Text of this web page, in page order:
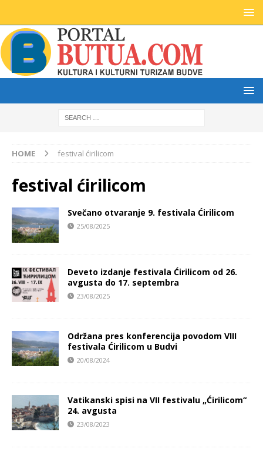
HOME festival ćirilicom
festival ćirilicom
Svečano otvaranje 9. festivala Ćirilicom
25/08/2025
Deveto izdanje festivala Ćirilicom od 26.
avgusta do 17. septembra
23/08/2025
Održana pres konferencija povodom VIII
festivala Ćirilicom u Budvi
20/08/2024
Vatikanski spisi na VII festivalu „Ćirilicom“
24. avgusta
23/08/2023